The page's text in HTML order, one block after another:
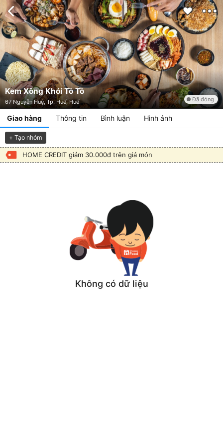
Kem Xông Khói Tồ Tồ
67 Nguyễn Huệ, Tp. Huế, Huế Đã đóng
Giao hàng Thông tin Bình luận Hình ảnh
+ Tạo nhóm
HOME CREDIT giảm 30.000đ trên giá món
Không có dữ liệu